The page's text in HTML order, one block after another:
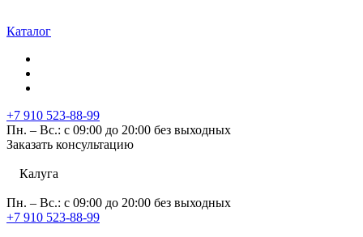
Каталог
+7 910 523-88-99
Пн. – Вс.: с 09:00 до 20:00 без выходных
Заказать консультацию
Калуга
Пн. – Вс.: с 09:00 до 20:00 без выходных
+7 910 523-88-99